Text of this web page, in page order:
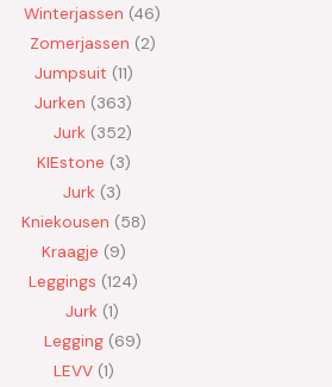
Winterjassen 46
Zomerjassen 2
Jumpsuit 11
Jurken 363
Jurk 352
KIEstone 3
Jurk 3
Kniekousen 58
Kraagje 9
Leggings 124
Jurk 1
Legging 69
LEVV 1